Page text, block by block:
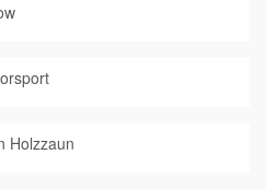
Holzzaun